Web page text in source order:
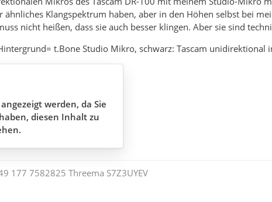
Klangspektrum haben, aber in den Höhen selbst bei
nicht heißen, dass sie auch besser klingen. Aber sie sind
t.Bone Studio Mikro, schwarz: Tascam
werden, da Sie
diesen Inhalt zu
177 7582825 Threema S7Z3UYEV